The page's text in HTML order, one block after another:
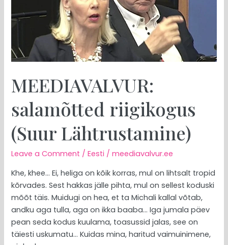
MEEDIAVALVUR:
salamõtted riigikogus
(Suur Lähtrustamine)
Leave a Comment /Eesti /meediavalvur.ee
Khe, khee… Ei, heliga on kõik korras, mul on lihtsalt tropid
kõrvades. Sest hakkas jälle pihta, mul on sellest koduski
mõõt täis. Muidugi on hea, et ta Michali kallal võtab,
andku aga tulla, aga on ikka baaba… Iga jumala päev
pean seda kodus kuulama, toasussid jalas, see on
täiesti uskumatu… Kuidas mina, haritud vaimuinimene,